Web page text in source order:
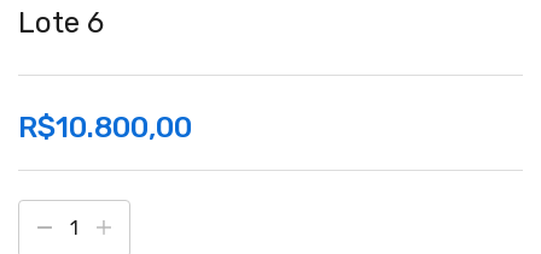
Lote 6
R$10.800,00